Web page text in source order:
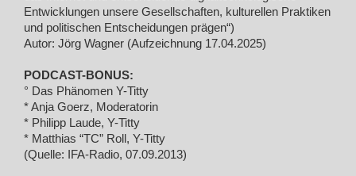
Entwicklungen unsere Gesellschaften, kulturellen Praktiken
und politischen Entscheidungen prägen“)
Autor: Jörg Wagner (Aufzeichnung 17.04.2025)
PODCAST-BONUS:
° Das Phänomen Y-Titty
* Anja Goerz, Moderatorin
* Philipp Laude, Y-Titty
* Matthias “TC” Roll, Y-Titty
(Quelle: IFA-Radio, 07.09.2013)